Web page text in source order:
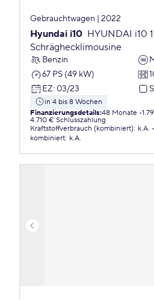
Gebrauchtwagen | 2022
Hyundai i10 HYUNDAI i10
Schräghecklimousine
Benzin
67 PS (49 kW)
EZ: 03/23
in 4 bis 8 Wochen
Finanzierungsdetails:48 Monate
4.710 € Schlusszahlung
Kraftstoffverbrauch (kombiniert): k.A.
kombiniert: k.A.